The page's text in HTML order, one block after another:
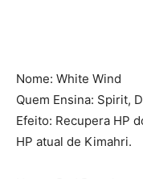
Nome: White Wind
Quem Ensina: Spirit,
Efeito: Recupera HP
HP atual de Kimahri.